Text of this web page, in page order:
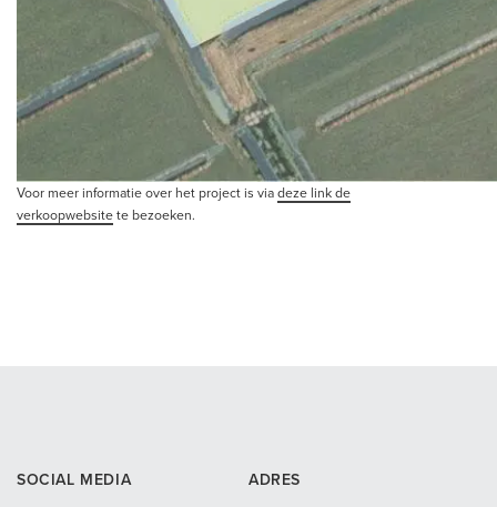
Voor meer informatie over het project is via deze link de
verkoopwebsite te bezoeken.
SOCIAL MEDIA ADRES